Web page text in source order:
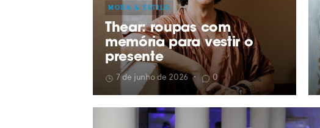
MODA & ESTILO
Thear: roupas com
memória para vestir o
presente
7 de junho de 2026 • 0